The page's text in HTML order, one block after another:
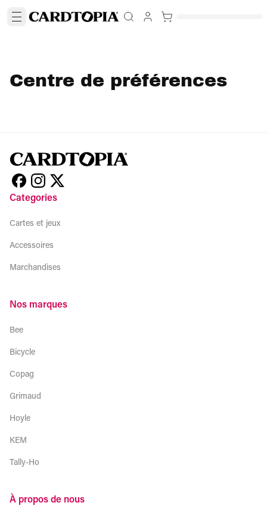
Centre de préférences
Categories
Cartes et jeux
Accessoires
Marchandises
Nos marques
Bee
Bicycle
Copag
Grimaud
Hoyle
KEM
Tally-Ho
À propos de nous